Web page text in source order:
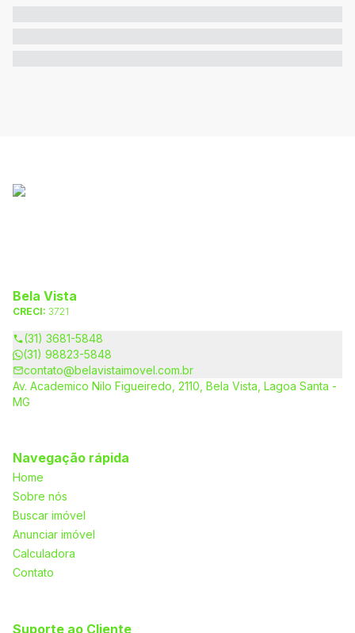
Bela Vista
CRECI: 3721
(31) 3681-5848
(31) 98823-5848
contato@belavistaimovel.com.br
Av. Academico Nilo Figueiredo, 2110, Bela Vista, Lagoa Santa -
MG
Navegação rápida
Home
Sobre nós
Buscar imóvel
Anunciar imóvel
Calculadora
Contato
Suporte ao Cliente